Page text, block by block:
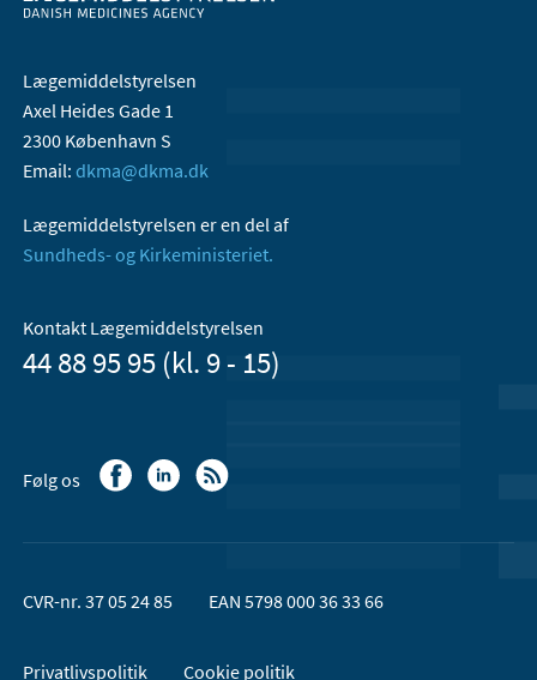
Lægemiddelstyrelsen
Axel Heides Gade 1
2300 København S
Email: dkma@dkma.dk
Lægemiddelstyrelsen er en del af
Sundheds- og Kirkeministeriet.
Kontakt Lægemiddelstyrelsen
44 88 95 95 (kl. 9 - 15)
Følg os
CVR-nr. 37 05 24 85 EAN 5798 000 36 33 66
Privatlivspolitik Cookie politik